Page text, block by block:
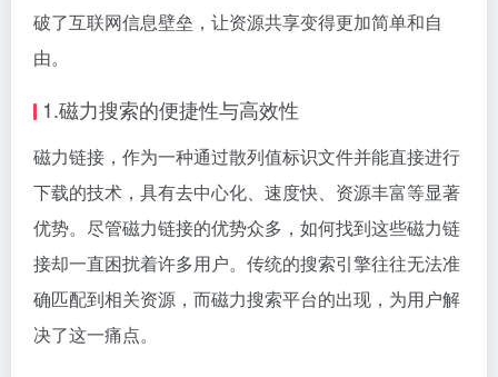
破了互联网信息壁垒，让资源共享变得更加简单和自
由。
1.磁力搜索的便捷性与高效性
磁力链接 ，作为一种通过散列值标识文件并能直接进行
下载的技术，具有去中心化、速度快、资源丰富等显著
优势。尽管磁力链接的优势众多，如何找到这些磁力链
接却一直困扰着许多用户。传统的搜索引擎往往无法准
确匹配到相关资源，而磁力搜索平台的出现，为用户解
决了这一痛点。